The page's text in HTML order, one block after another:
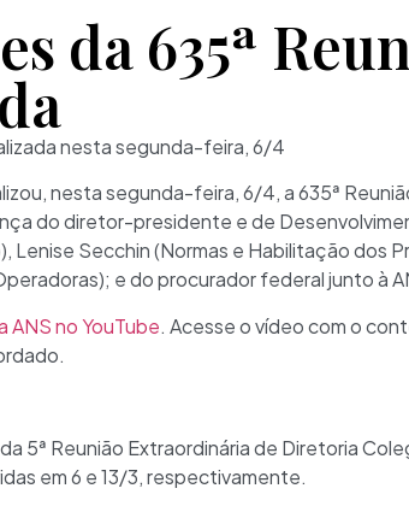
da 635ª
nesta segunda-feira, 6/4
nesta segunda-feira, 6/4, a 635ª
do diretor-presidente e de
Lenise Secchin (Normas e Habilitação dos
e do procurador federal junto à
ANS no YouTube. Acesse o vídeo com o
5ª Reunião Extraordinária de Diretoria
em 6 e 13/3, respectivamente.